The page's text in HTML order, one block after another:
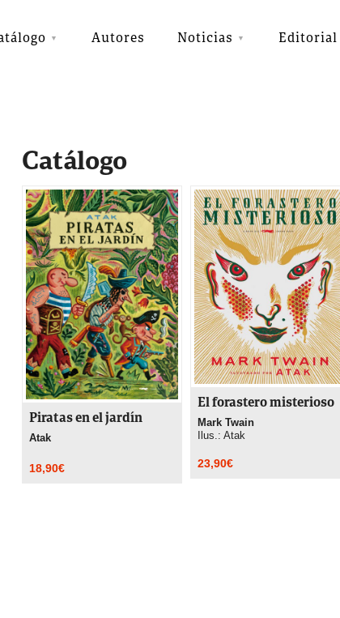
Autores Noticias Editorial
Catálogo
Piratas en el jardín
Atak
18,90€
El forastero misterioso
Mark Twain
Ilus.: Atak
23,90€